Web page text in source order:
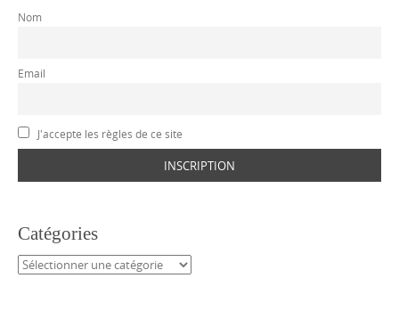
Nom
Email
J'accepte les règles de ce site
Catégories
Catégories